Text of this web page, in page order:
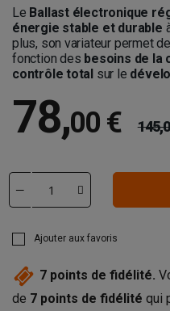
Le Ballast électronique
énergie stable et durable
plus, son variateur permet de
fonction des besoins de la
contrôle total sur le
78,00 €
Ajouter aux favoris
7 points de fidélité.
de 7 points de fidélité qui